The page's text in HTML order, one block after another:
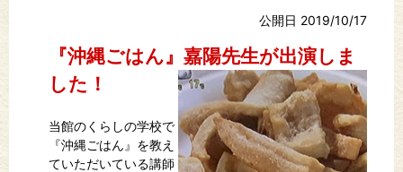
公開日 2019/10/17
『沖縄ごはん』嘉陽先生が出演しま
した！
当館のくらしの学校で
『沖縄ごはん』を教え
ていただいている講師